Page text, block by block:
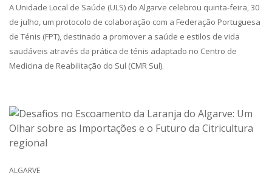
A Unidade Local de Saúde (ULS) do Algarve celebrou quinta-feira, 30
de julho, um protocolo de colaboração com a Federação Portuguesa
de Ténis (FPT), destinado a promover a saúde e estilos de vida
saudáveis através da prática de ténis adaptado no Centro de
Medicina de Reabilitação do Sul (CMR Sul).
ALGARVE